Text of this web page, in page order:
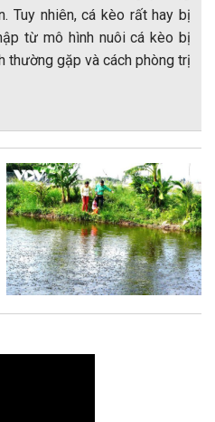
Tuy nhiên, cá kèo rất hay bị
từ mô hình nuôi cá kèo bị
thường gặp và cách phòng trị